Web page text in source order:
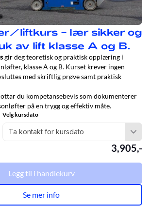
liftkurs – lær sikker og
av lift klasse A og B.
gir deg teoretisk og praktisk opplæring i
klasse A og B. Kurset krever ingen
med skriftlig prøve samt praktisk
du kompetansebevis som dokumenterer
på en trygg og effektiv måte.
Velg kursdato
3,905,-
Legg til i handlekurv
Se mer info